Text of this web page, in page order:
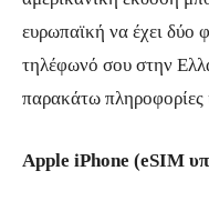
ευρωπαϊκή να έχει δύο
τηλέφωνό σου στην
παρακάτω πληροφορίες
Apple iPhone (eSIM